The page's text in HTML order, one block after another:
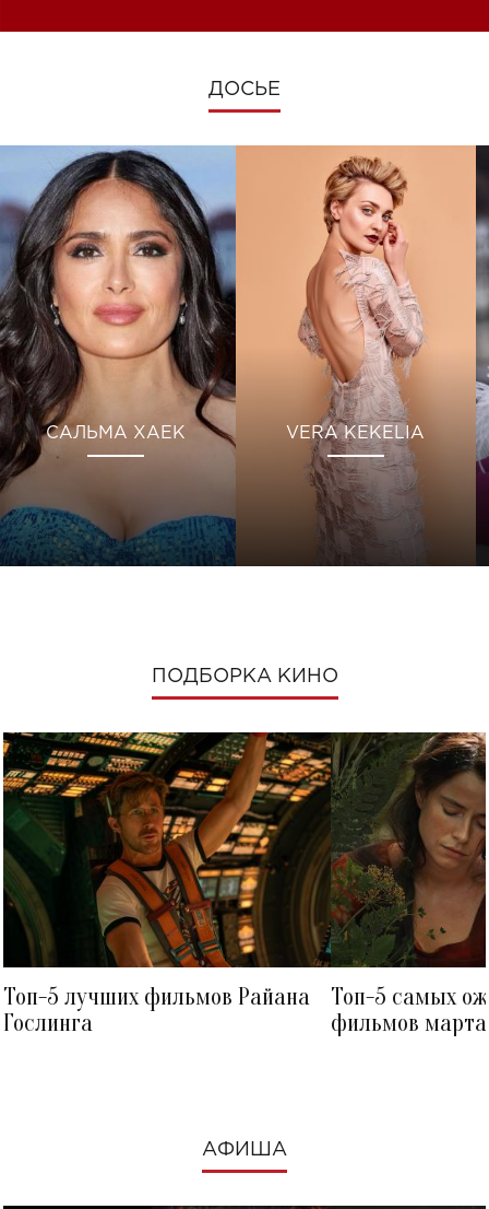
ДОСЬЕ
САЛЬМА ХАЕК VERA KEKELIA
ПОДБОРКА КИНО
Топ-5 лучших фильмов Райана
Гослинга
Топ-5 самых
фильмов
АФИША